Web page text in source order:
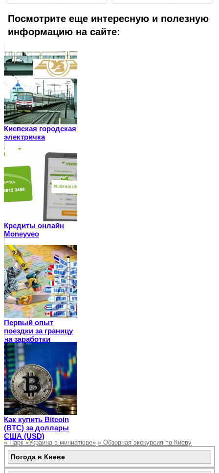
Посмотрите еще интересную и полезную
информацию на сайте:
Киевская городская
электричка
Кредиты онлайн
Moneyveo
Первый опыт
поездки за границу
на заработки
Как купить Bitcoin
(BTC) за доллары
США (USD)
« Парк «Украина в миниатюре» » Обзорная экскурсия по Киеву
Погода в Киеве